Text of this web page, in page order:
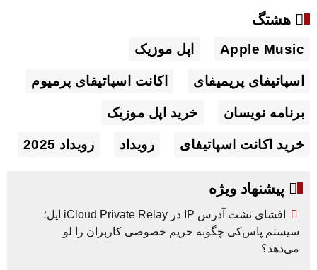
هشتگ
Apple Music اپل موزیک
اسپاتیفای پریمیفای اکانت اسپاتیفای پرمیوم
برنامه نویسان خرید اپل موزیک
خرید اکانت اسپاتیفای رویداد رویداد 2025
پیشنهاد ویژه
افشای نشت آدرس IP در iCloud Private Relay اپل؛
سیستم پاس‌کی چگونه حریم خصوصی کاربران را لو
می‌دهد؟